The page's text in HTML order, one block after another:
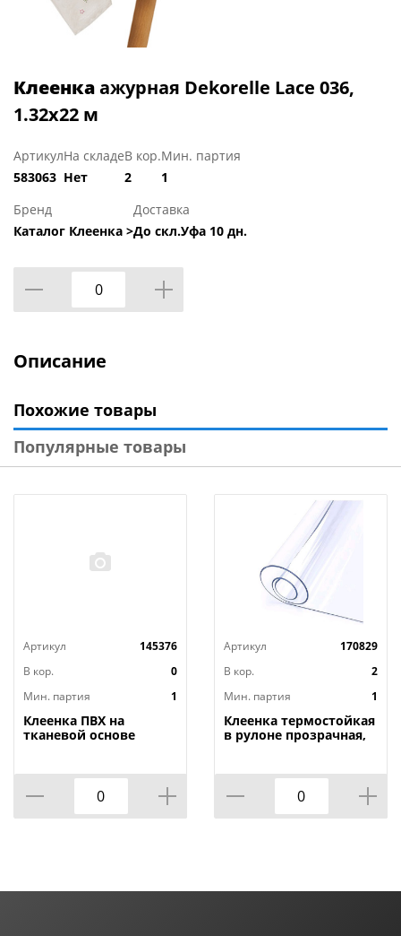
Клеенкаажурная Dekorelle Lace 036,
1.32х22 м
Артикул
583063
На складе
Нет
В кор.
2
Мин. партия
1
Бренд
Каталог Клеенка >
Доставка
До скл.Уфа 10 дн.
Описание
Похожие товары
Популярные товары
Артикул
145376
В кор.
0
Мин. партия
1
Клеенка ПВХ на
тканевой основе
потертости, грязные
края
Артикул
170829
В кор.
2
Мин. партия
1
Клеенка термостойкая
в рулоне прозрачная,
HOZBAT